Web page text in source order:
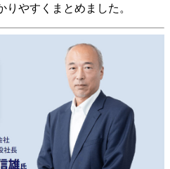
やすくまとめました。